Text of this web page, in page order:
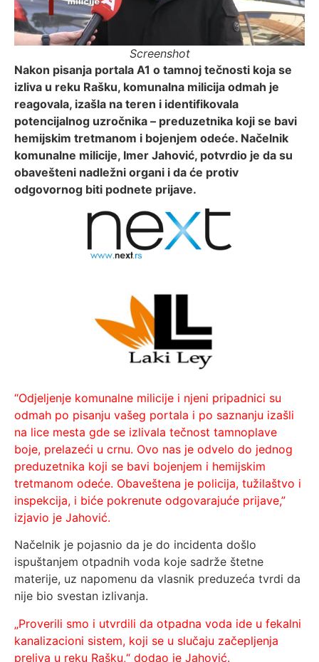
Screenshot
Nakon pisanja portala A1 o tamnoj tečnosti koja se
izliva u reku Rašku, komunalna milicija odmah je
reagovala, izašla na teren i identifikovala
potencijalnog uzročnika – preduzetnika koji se bavi
hemijskim tretmanom i bojenjem odeće. Načelnik
komunalne milicije, Imer Jahović, potvrdio je da su
obavešteni nadležni organi i da će protiv
odgovornog biti podnete prijave.
“Odjeljenje komunalne milicije i njeni pripadnici su
odmah po pisanju vašeg portala i po saznanju izašli
na lice mesta gde se izlivala tečnost tamnoplave
boje, prelazeći u crnu. Ovo nas je odvelo do jednog
preduzetnika koji se bavi bojenjem i hemijskim
tretmanom odeće. Obaveštena je policija, tužilaštvo i
inspekcija, i biće pokrenute odgovarajuće prijave,”
izjavio je Jahović.
Načelnik je pojasnio da je do incidenta došlo
ispuštanjem otpadnih voda koje sadrže štetne
materije, uz napomenu da vlasnik preduzeća tvrdi da
nije bio svestan izlivanja.
„Proverili smo i utvrdili da otpadna voda ide u fekalni
kanalizacioni sistem, koji se u slučaju začepljenja
preliva u reku Rašku,“ dodao je Jahović.